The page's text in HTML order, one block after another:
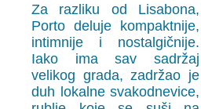
Za razliku od Lisabona,
Porto deluje kompaktnije,
intimnije i nostalgičnije.
Iako ima sav sadržaj
velikog grada, zadržao je
duh lokalne svakodnevice,